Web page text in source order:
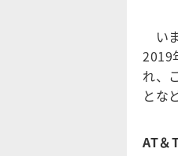
い
2019
れ、
とな
AT＆